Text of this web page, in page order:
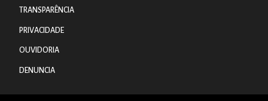
TRANSPARÊNCIA
PRIVACIDADE
OUVIDORIA
DENUNCIA